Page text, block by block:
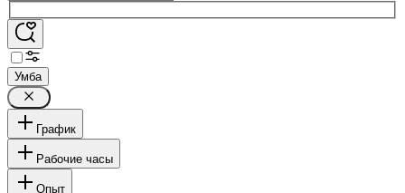
Умба
График
Рабочие часы
Опыт